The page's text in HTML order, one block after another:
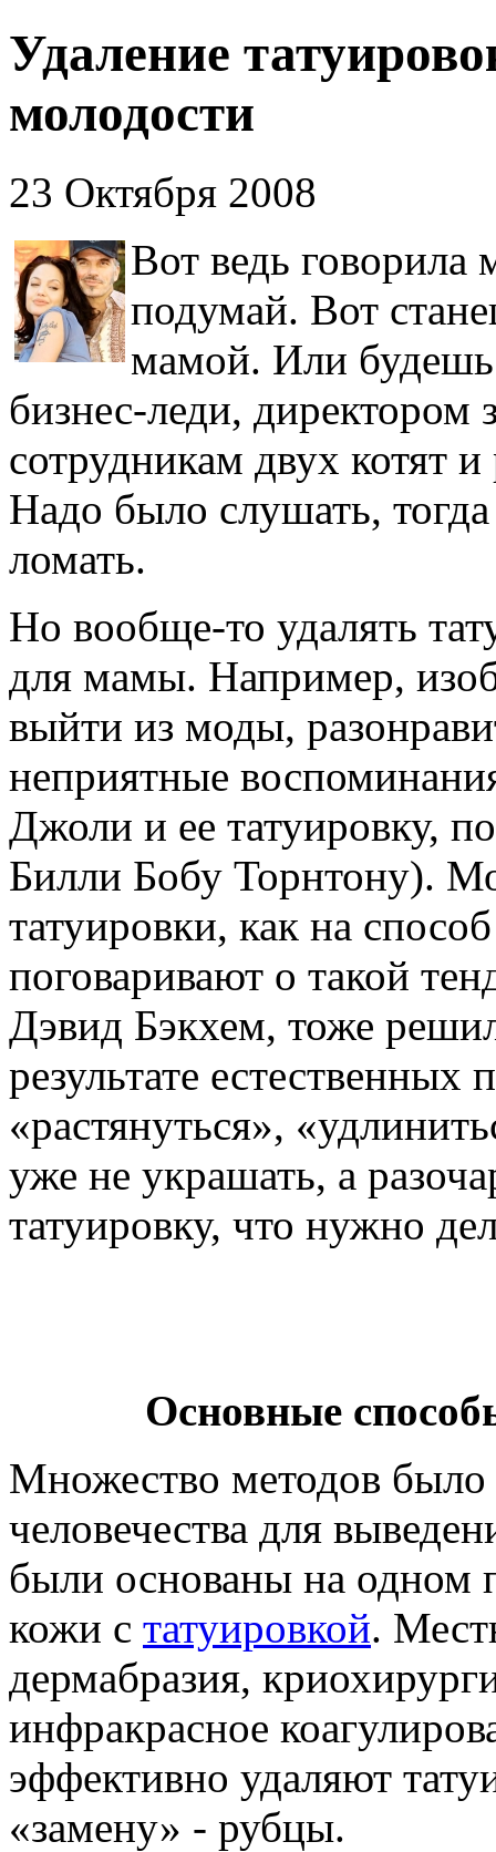
Удаление
молодости
23 Октября 2008
Вот ведь говорила
подумай. Вот
мамой. Или будешь
бизнес-леди, директором
сотрудникам двух котят
Надо было слушать,
ломать.
Но вообще-то удалять
для мамы. Например,
выйти из моды,
неприятные
Джоли и ее татуировку,
Билли Бобу Торнтону).
татуировки, как на
поговаривают о такой
Дэвид Бэкхем, тоже
результате
«растянуться»,
уже не украшать, а
татуировку, что нужно
Основные
Множество методов было
человечества для
были основаны на одном
кожи с татуировкой.
дермабразия,
инфракрасное
эффективно удаляют
«замену» - рубцы.